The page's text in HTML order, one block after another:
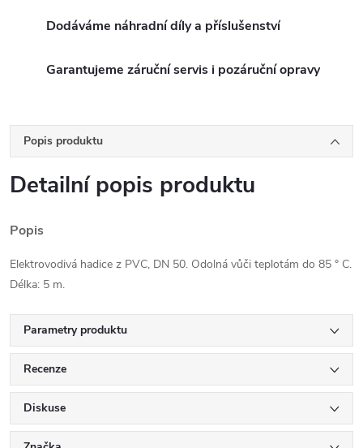
Dodáváme náhradní díly a příslušenství
Garantujeme záruční servis i pozáruční opravy
Popis produktu
Detailní popis produktu
Popis
Elektrovodivá hadice z PVC, DN 50. Odolná vůči teplotám do 85 ° C.
Délka: 5 m.
Parametry produktu
Recenze
Diskuse